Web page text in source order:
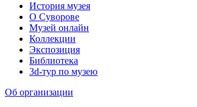
История музея
О Суворове
Музей онлайн
Коллекции
Экспозиция
Библиотека
3d-тур по музею
Об организации